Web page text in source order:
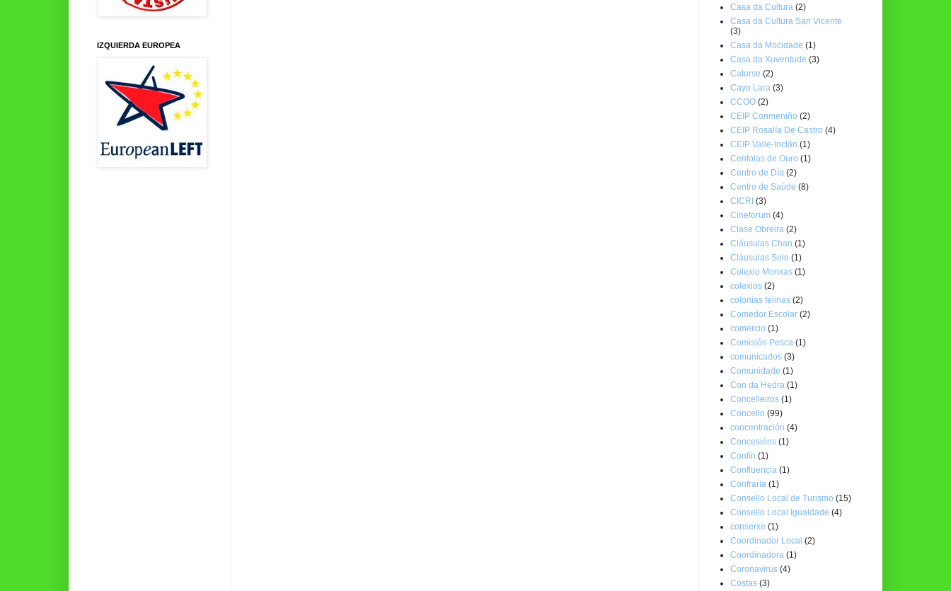
IZQUIERDA EUROPEA
Casa da Cultura (2)
Casa da Cultura San Vicente
(3)
Casa da Mocidade (1)
Casa da Xuventude (3)
Catorse (2)
Cayo Lara (3)
CCOO (2)
CEIP Conmeniño (2)
CEIP Rosalía De Castro (4)
CEIP Valle-Inclán (1)
Centolas de Ouro (1)
Centro de Día (2)
Centro de Saúde (8)
CICRI (3)
Cineforum (4)
Clase Obreira (2)
Cláusulas Chan (1)
Cláusulas Solo (1)
Colexio Monxas (1)
colexios (2)
colonias felinas (2)
Comedor Escolar (2)
comercio (1)
Comisión Pesca (1)
comunicados (3)
Comunidade (1)
Con da Hedra (1)
Concelleiros (1)
Concello (99)
concentración (4)
Concesións (1)
Confín (1)
Confluencia (1)
Confraría (1)
Consello Local de Turismo (15)
Consello Local Igualdade (4)
conserxe (1)
Coordinador Local (2)
Coordinadora (1)
Coronavirus (4)
Costas (3)